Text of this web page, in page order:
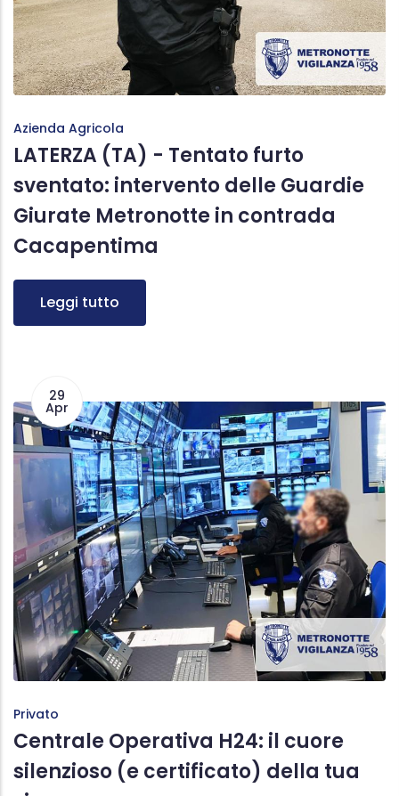
Azienda Agricola
LATERZA (TA) - Tentato furto
sventato: intervento delle Guardie
Giurate Metronotte in contrada
Cacapentima
Leggi tutto
29
Apr
Privato
Centrale Operativa H24: il cuore
silenzioso (e certificato) della tua